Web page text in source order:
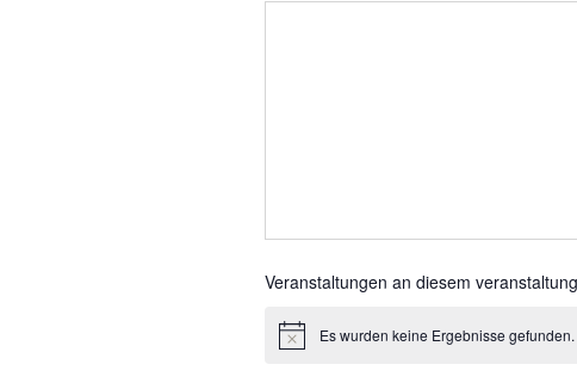
Veranstaltungen an diesem
HinweisEs wurden keine Ergebnisse gefunden.